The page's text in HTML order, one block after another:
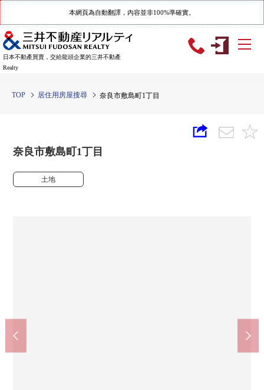
本網頁為自動翻譯，內容並非100%準確實。
日本不動產買賣，交給龍頭企業的三井不動產
Realty
TOP 居住用房屋搜尋 奈良市敷島町1丁目
奈良市敷島町1丁目
土地